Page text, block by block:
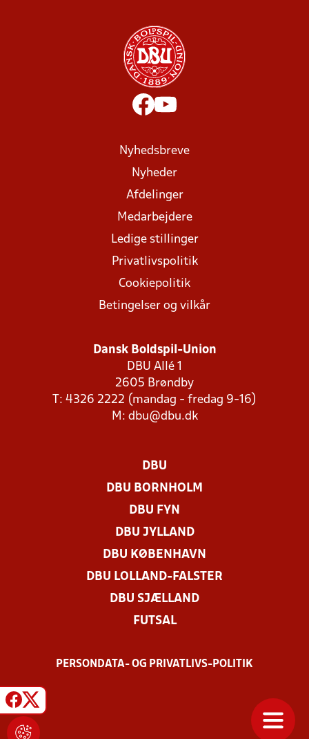
Nyhedsbreve
Nyheder
Afdelinger
Medarbejdere
Ledige stillinger
Privatlivspolitik
Cookiepolitik
Betingelser og vilkår
Dansk Boldspil-Union
DBU Allé 1
2605 Brøndby
T: 4326 2222 (mandag - fredag 9-16)
M: dbu@dbu.dk
DBU
DBU BORNHOLM
DBU FYN
DBU JYLLAND
DBU KØBENHAVN
DBU LOLLAND-FALSTER
DBU SJÆLLAND
FUTSAL
PERSONDATA- OG PRIVATLIVS-POLITIK